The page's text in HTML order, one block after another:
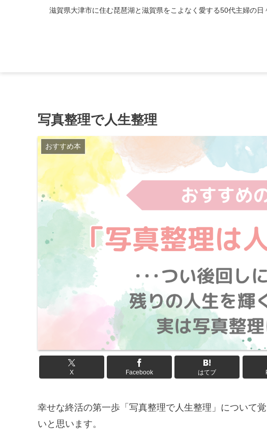
滋賀県大津市に住む琵琶湖と滋賀県をこよなく愛する50代主婦の
写真整理で人生整理
おすすめ本
X Facebook はてブ
幸せな終活の第一歩「写真整理で人生整理」について
いと思います。